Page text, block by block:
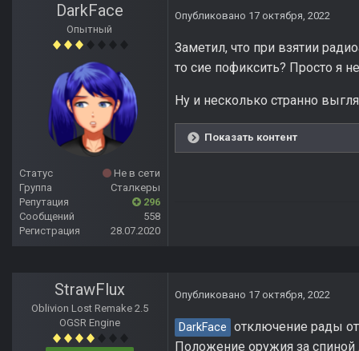
DarkFace
Опытный
Статус
Не в сети
Группа
Сталкеры
Репутация
296
Сообщений
558
Регистрация
28.07.2020
Опубликовано 17 октября, 2022
Заметил, что при взятии
то сие пофиксить? Просто я
Ну и несколько странно
Показать контент
StrawFlux
Oblivion Lost Remake 2.5
OGSR Engine
Опубликовано 17 октября, 2022
DarkFace отключение рады
Положение оружия за спиной